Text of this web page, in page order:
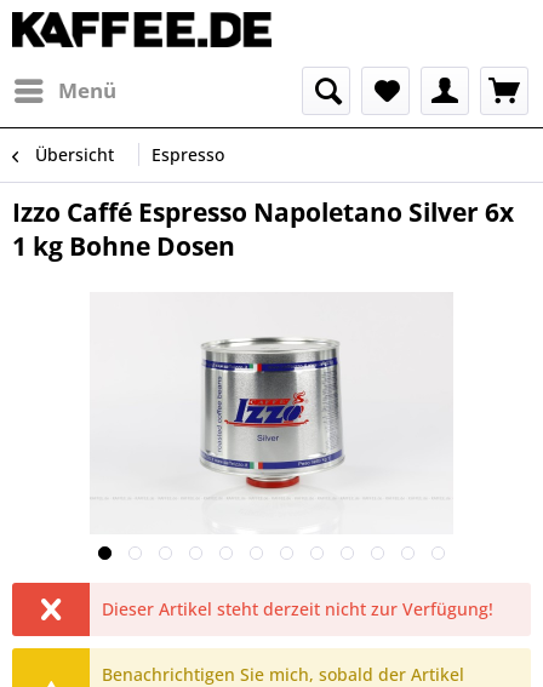
Menü
Übersicht Espresso
Izzo Caffé Espresso Napoletano Silver 6x
1 kg Bohne Dosen
Dieser Artikel steht derzeit nicht zur Verfügung!
Benachrichtigen Sie mich, sobald der Artikel